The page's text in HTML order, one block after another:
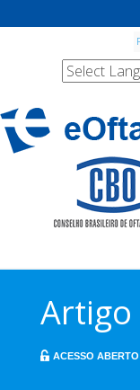
Artigo
ACESSO ABERTO